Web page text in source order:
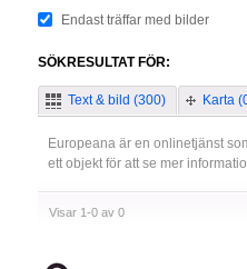
Endast träffar med bilder
SÖKRESULTAT FÖR:
Text & bild (300) Karta
Europeana är en onlinetjänst
ett objekt för att se mer
Visar 1-0 av 0